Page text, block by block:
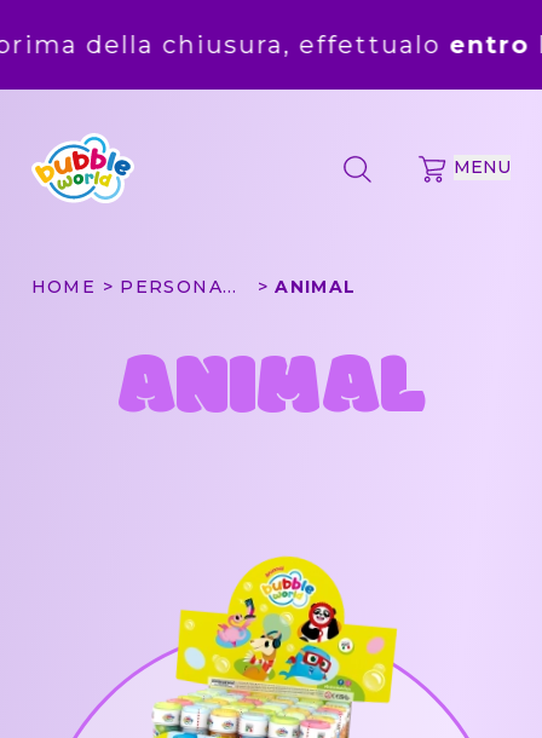
chiusura, effettualoentrola
MENU
HOME PERSONAGGI ANIMAL
ANIMAL